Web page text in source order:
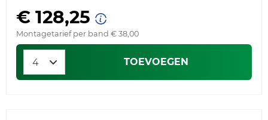
€ 128,25
Montagetarief per band € 38,00
TOEVOEGEN